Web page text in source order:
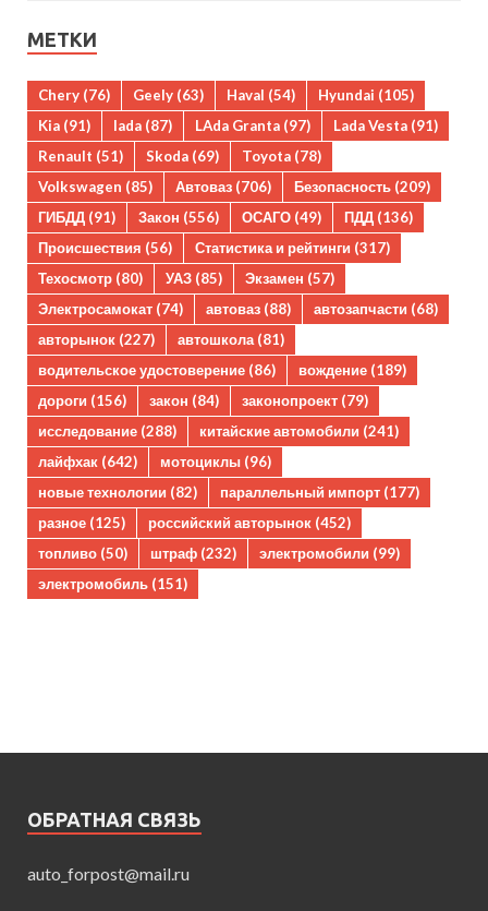
МЕТКИ
Chery (76) Geely (63) Haval (54) Hyundai (105)
Kia (91) lada (87) LAda Granta (97) Lada Vesta (91)
Renault (51) Skoda (69) Toyota (78)
Volkswagen (85) Автоваз (706) Безопасность (209)
ГИБДД (91) Закон (556) ОСАГО (49) ПДД (136)
Происшествия (56) Статистика и рейтинги (317)
Техосмотр (80) УАЗ (85) Экзамен (57)
Электросамокат (74) автоваз (88) автозапчасти (68)
авторынок (227) автошкола(81)
водительское удостоверение (86) вождение (189)
дороги (156) закон (84) законопроект (79)
исследование (288) китайские автомобили (241)
лайфхак (642) мотоциклы (96)
новые технологии (82) параллельный импорт (177)
разное (125) российский авторынок (452)
топливо (50) штраф (232) электромобили (99)
электромобиль (151)
ОБРАТНАЯ СВЯЗЬ
auto_forpost@mail.ru